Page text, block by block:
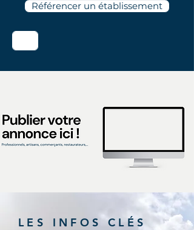
Référencer un établissement
LES INFOS CLÉS